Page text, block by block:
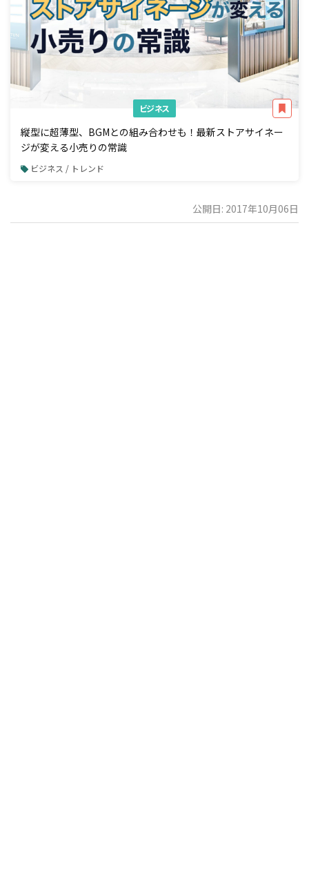
ビジネス
縦型に超薄型、BGMとの組み合わせも！最新ストアサイネー
ジが変える小売りの常識
ビジネス / トレンド
公開日: 2017年10月06日